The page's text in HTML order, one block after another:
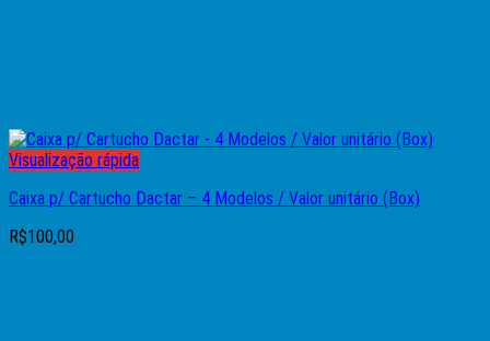
Visualização rápida
Caixa p/ Cartucho Dactar – 4 Modelos / Valor unitário (Box)
R$100,00